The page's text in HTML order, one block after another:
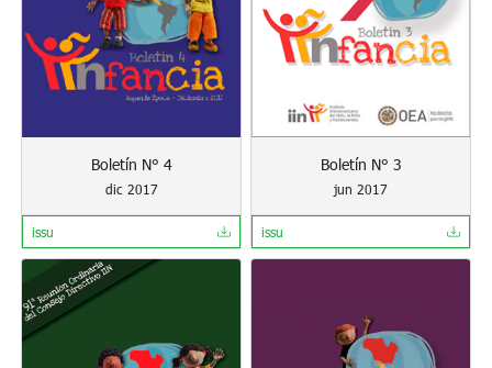
Boletín N° 4
dic 2017
issu
Boletín N° 3
jun 2017
issu